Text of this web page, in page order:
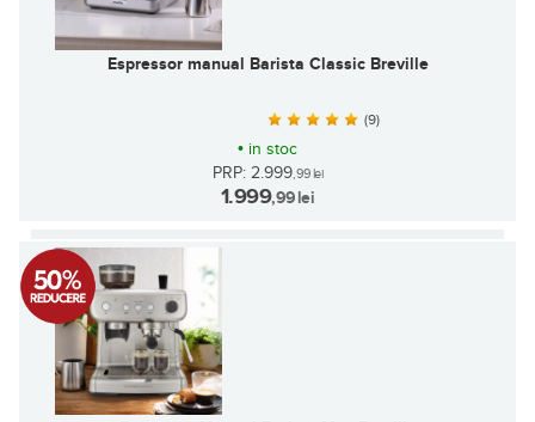
Espressor manual Barista Classic Breville
(9)
• in stoc
PRP: 2.999,99lei
1.999,99 lei